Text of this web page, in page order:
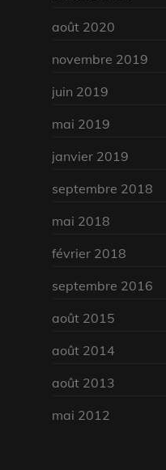
août 2020
novembre 2019
juin 2019
mai 2019
janvier 2019
septembre 2018
mai 2018
février 2018
septembre 2016
août 2015
août 2014
août 2013
mai 2012